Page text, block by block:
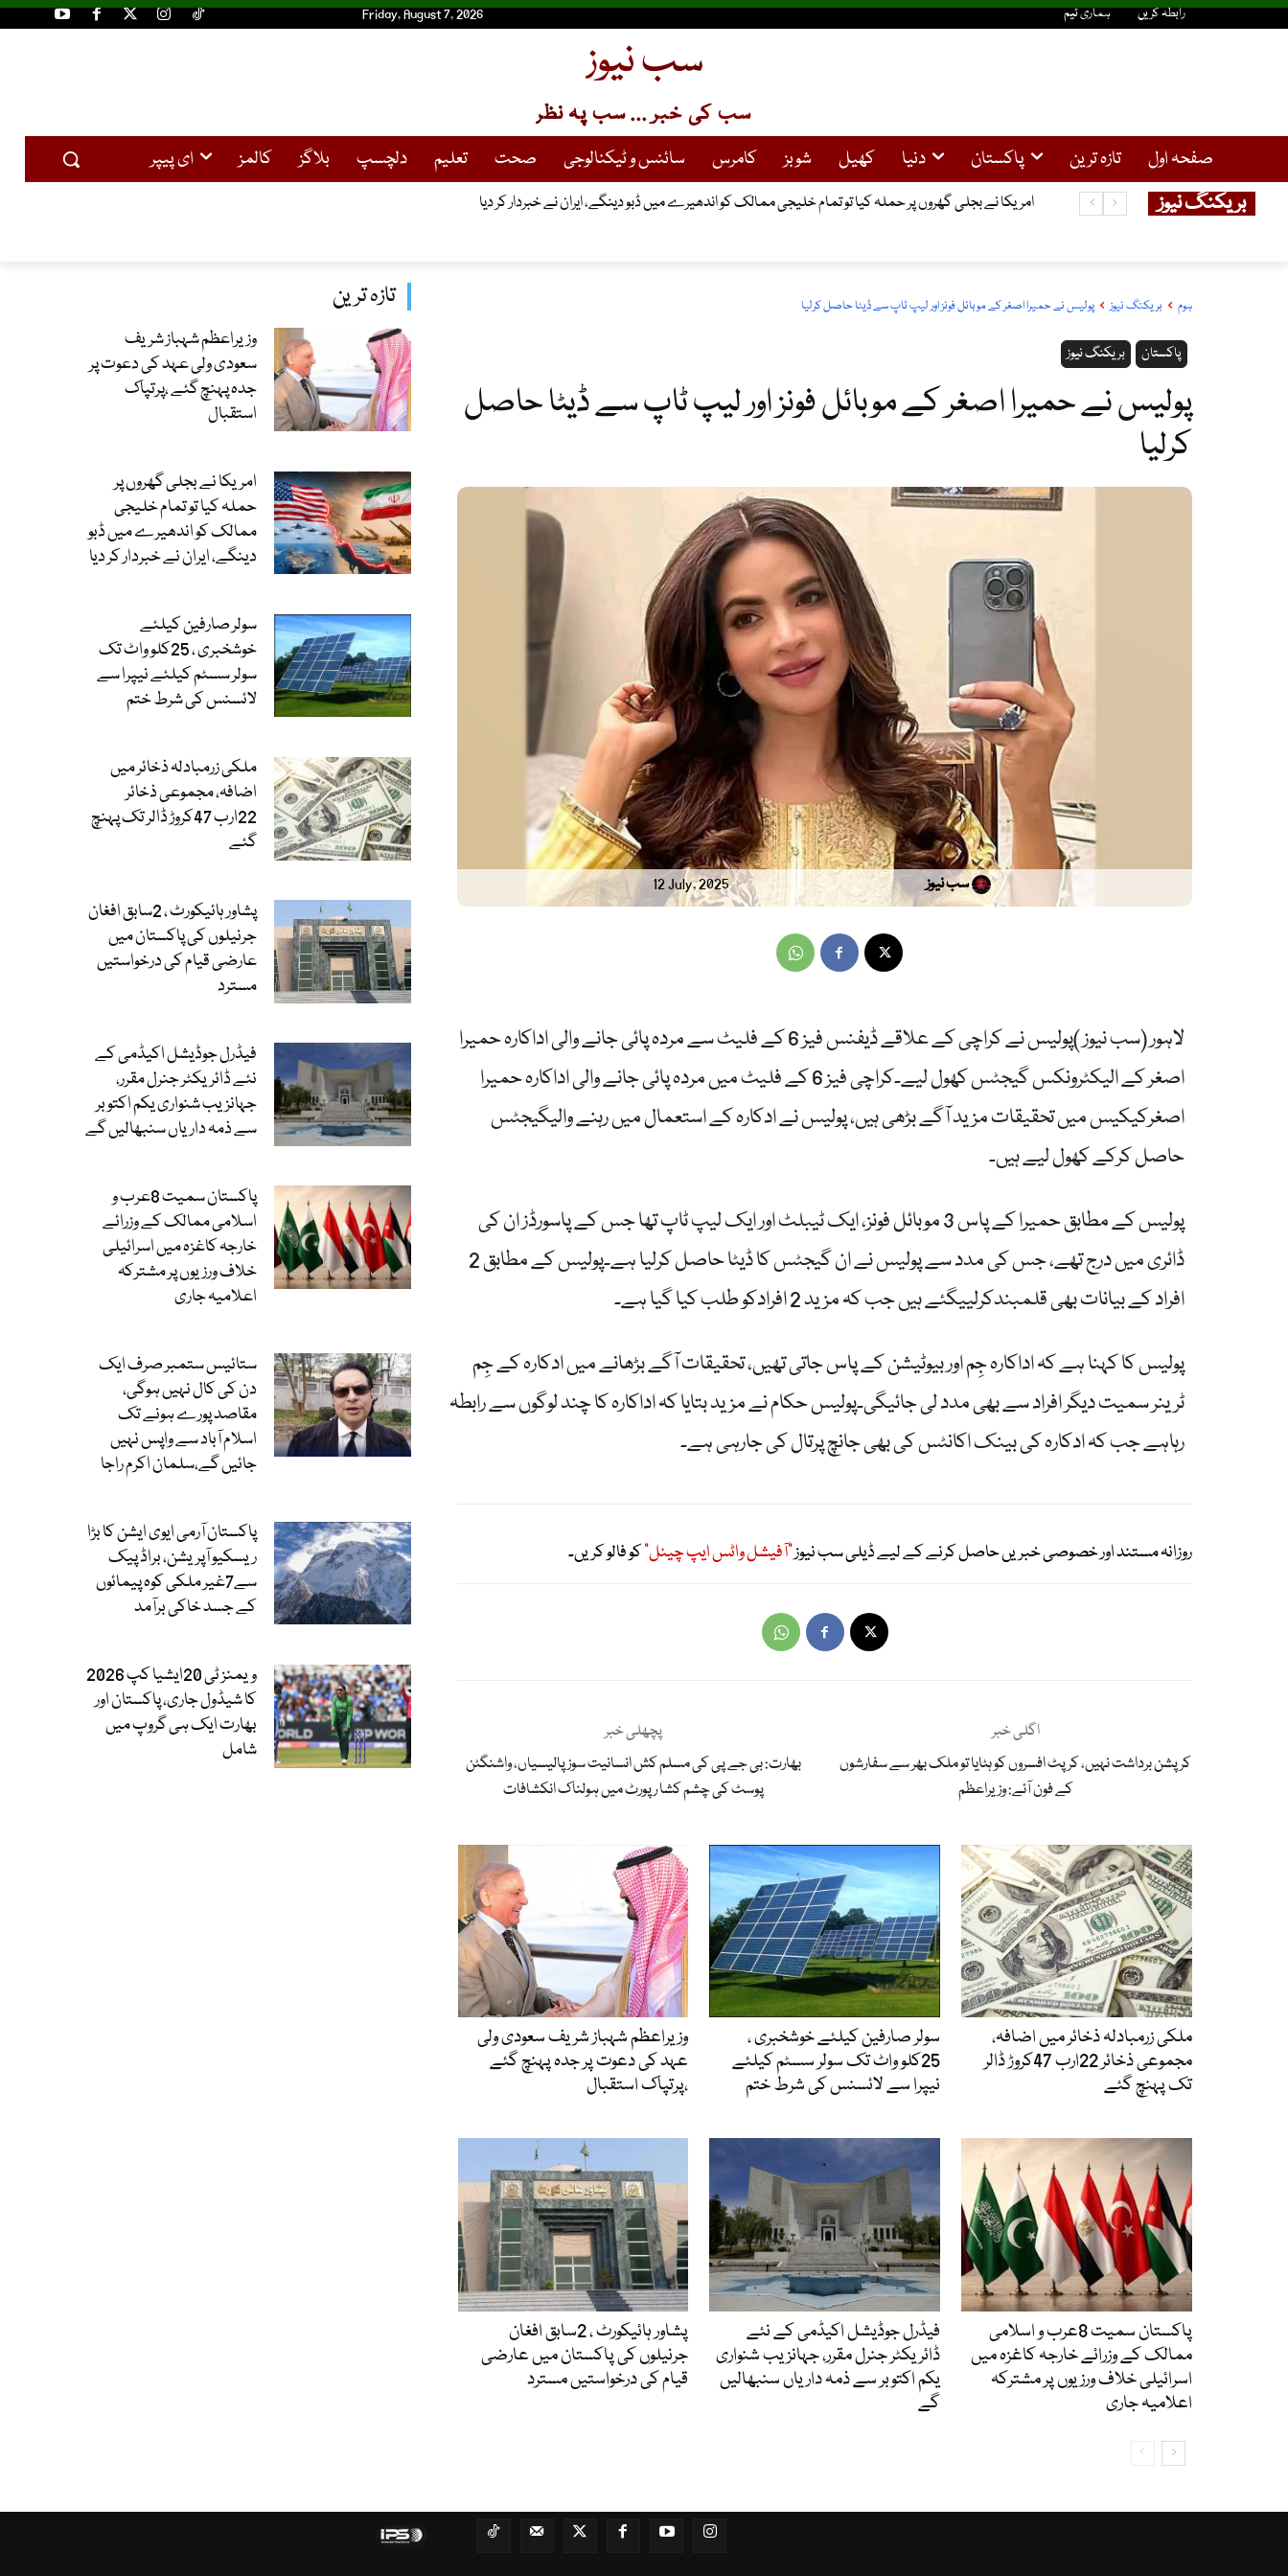
Friday, August 7, 2026 رابطہ کریں ہماری ٹیم
سب نیوز
سب کی خبر ... سب پہ نظر
صفحہ اول تازہ ترین پاکستان دنیا کھیل شوبز کامرس سائنس و ٹیکنالوجی صحت تعلیم دلچسپ بلاگز کالمز ای پیپر
بریکنگ نیوز امریکا نے بجلی گھروں پر حملہ کیا تو تمام خلیجی ممالک کو اندھیرے میں ڈبو دینگے، ایران نے خبردار کر دیا
تازہ ترین
وزیراعظم شہباز شریف
سعودی ولی عہد کی دعوت پر
جدہ پہنچ گئے ،پرتپاک
استقبال
امریکا نے بجلی گھروں پر
حملہ کیا تو تمام خلیجی
ممالک کو اندھیرے میں ڈبو
دینگے، ایران نے خبردار کر دیا
سولر صارفین کیلئے
خوشخبری ، 25کلو واٹ تک
سولر سسٹم کیلئے نیپرا سے
لائسنس کی شرط ختم
ملکی زرمبادلہ ذخائر میں
اضافہ، مجموعی ذخائر
22ارب 47کروڑ ڈالر تک پہنچ
گئے
پشاور ہائیکورٹ ، 2سابق افغان
جرنیلوں کی پاکستان میں
عارضی قیام کی درخواستیں
مسترد
فیڈرل جوڈیشل اکیڈمی کے
نئے ڈائریکٹر جنرل مقرر،
جہانزیب شنواری یکم اکتوبر
سے ذمہ داریاں سنبھالیں گے
پاکستان سمیت 8عرب و
اسلامی ممالک کے وزرائے
خارجہ کاغزہ میں اسرائیلی
خلاف ورزیوں پر مشترکہ
اعلامیہ جاری
ستائیس ستمبر صرف ایک
دن کی کال نہیں ہوگی،
مقاصد پورے ہونے تک
اسلام آباد سے واپس نہیں
جائیں گے،سلمان اکرم راجا
پاکستان آرمی ایوی ایشن کا بڑا
ریسکیو آپریشن، براڈ پیک
سے7غیر ملکی کوہ پیمائوں
کے جسد خاکی برآمد
ویمنز ٹی 20ایشیا کپ 2026
کا شیڈول جاری، پاکستان اور
بھارت ایک ہی گروپ میں
شامل
ہوم بریکنگ نیوز پولیس نے حمیرا اصغر کے موبائل فونز اور لیپ ٹاپ سے ڈیٹا حاصل کرلیا
بریکنگ نیوز پاکستان
پولیس نے حمیرا اصغر کے موبائل فونز اور لیپ ٹاپ سے ڈیٹا حاصل
کرلیا
12 July, 2025 سب نیوز
لاہور (سب نیوز )پولیس نے کراچی کے علاقے ڈیفنس فیز 6 کے فلیٹ سے مردہ پائی جانے والی اداکارہ حمیرا
اصغر کے الیکٹرونکس گیجٹس کھول لیے۔کراچی فیز 6 کے فلیٹ میں مردہ پائی جانے والی اداکارہ حمیرا
اصغرکیکیس میں تحقیقات مزید آگے بڑھی ہیں، پولیس نے ادکارہ کے استعمال میں رہنے والیگیجٹس
حاصل کرکے کھول لیے ہیں۔
پولیس کے مطابق حمیرا کے پاس 3 موبائل فونز، ایک ٹیبلٹ اور ایک لیپ ٹاپ تھا جس کے پاسورڈز ان کی
ڈائری میں درج تھے، جس کی مدد سے پولیس نے ان گیجٹس کا ڈیٹا حاصل کرلیا ہے۔پولیس کے مطابق 2
افراد کے بیانات بھی قلمبندکرلییگئے ہیں جب کہ مزید 2 افرادکو طلب کیا گیا ہے۔
پولیس کا کہنا ہے کہ اداکارہ جِم اور بیوٹیشن کے پاس جاتی تھیں، تحقیقات آگے بڑھانے میں ادکارہ کے جِم
ٹرینر سمیت دیگر افراد سے بھی مدد لی جائیگی۔پولیس حکام نے مزید بتایا کہ اداکارہ کا چند لوگوں سے رابطہ
رہاہے جب کہ ادکارہ کی بینک اکانٹس کی بھی جانچ پرتال کی جارہی ہے۔
روزانہ مستند اور خصوصی خبریں حاصل کرنے کے لیے ڈیلی سب نیوز"آفیشل واٹس ایپ چینل"کو فالو کریں۔
پچھلی خبر
بھارت: بی جے پی کی مسلم کش انسانیت سوز پالیسیاں، واشنگٹن
پوسٹ کی چشم کشا رپورٹ میں ہولناک انکشافات
اگلی خبر
کرپشن برداشت نہیں، کرپٹ افسروں کو ہٹایا تو ملک بھر سے سفارشوں
کے فون آئے: وزیراعظم
وزیراعظم شہباز شریف سعودی ولی
عہد کی دعوت پر جدہ پہنچ گئے
،پرتپاک استقبال
سولر صارفین کیلئے خوشخبری ،
25کلو واٹ تک سولر سسٹم کیلئے
نیپرا سے لائسنس کی شرط ختم
ملکی زرمبادلہ ذخائر میں اضافہ،
مجموعی ذخائر 22ارب 47کروڑ ڈالر
تک پہنچ گئے
پشاور ہائیکورٹ ، 2سابق افغان
جرنیلوں کی پاکستان میں عارضی
قیام کی درخواستیں مسترد
فیڈرل جوڈیشل اکیڈمی کے نئے
ڈائریکٹر جنرل مقرر، جہانزیب شنواری
یکم اکتوبر سے ذمہ داریاں سنبھالیں
گے
پاکستان سمیت 8عرب و اسلامی
ممالک کے وزرائے خارجہ کاغزہ میں
اسرائیلی خلاف ورزیوں پر مشترکہ
اعلامیہ جاری